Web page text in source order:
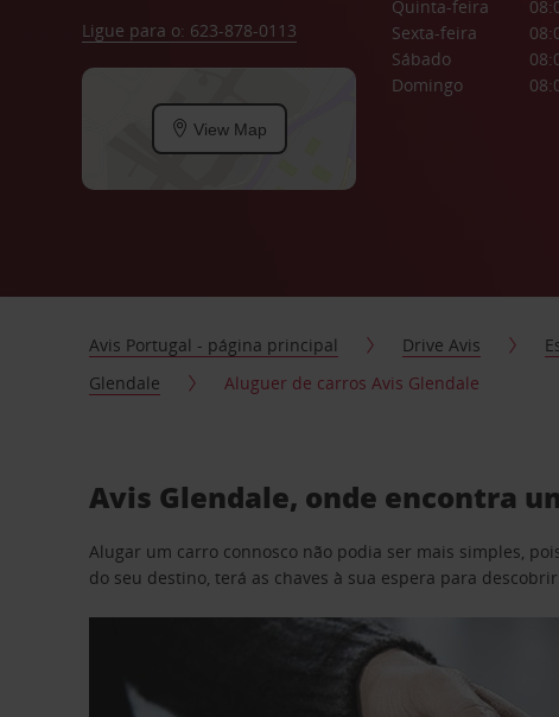
Ligue para o: 623-878-0113
View Map
Quinta-feira
Sexta-feira
Sábado
Domingo
Avis Portugal - página principal Drive Avis
Glendale
Aluguer de carros Avis Glendale
Avis Glendale, onde encontra
Alugar um carro connosco não podia ser mais simples,
do seu destino, terá as chaves à sua espera para